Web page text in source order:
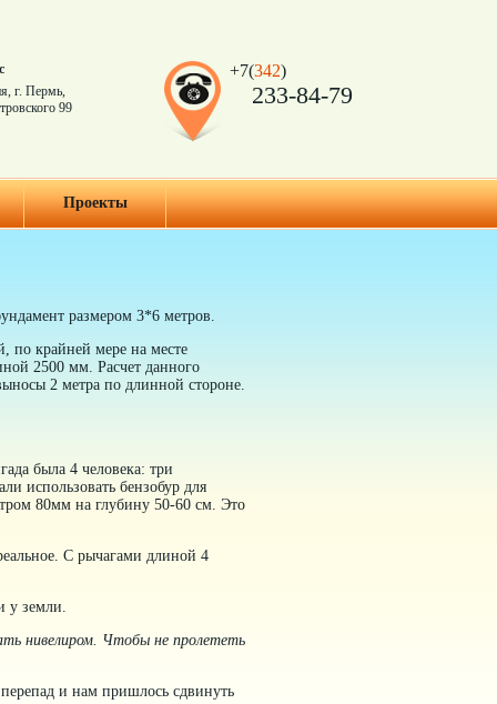
г. Пермь,
99
+7(342)
233-84-79
Проекты
размером 3*6 метров.
по крайней мере на месте
2500 мм. Расчет данного
2 метра по длинной стороне.
была 4 человека: три
использовать бензобур для
80мм на глубину 50-60 см. Это
С рычагами длиной 4
у земли.
нивелиром. Чтобы не пролететь
и нам пришлось сдвинуть